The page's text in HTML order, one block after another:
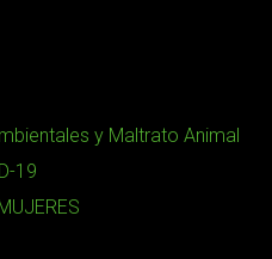
y Maltrato Animal
19